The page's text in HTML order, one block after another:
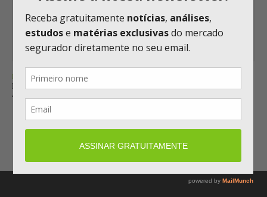
BALANÇO
BRADSAÚDE ATRIBUI CRESCIMENTO AO GANHO DE MERCADO E
APOSTA EM PMES PARA AMPLIAR CARTEIRA
Carregar mais